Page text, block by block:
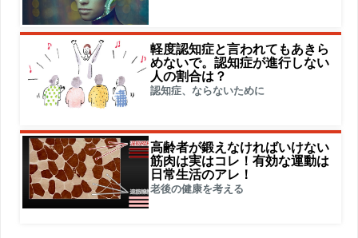
軽度認知症と言われてもあきら
めないで。認知症が進行しない
人の割合は？
認知症、ならないために
高齢者が鍛えなければいけない
筋肉は実はコレ！有効な運動は
日常生活のアレ！
老後の健康を考える